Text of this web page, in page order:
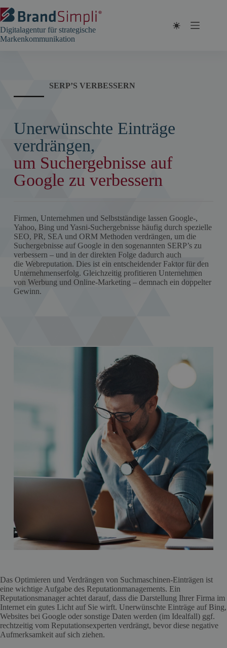
Inhalt
springen
Digitalagentur für strategische
Markenkommunikation
SERP’S VERBESSERN
Unerwünschte Einträge
verdrängen,
um Suchergebnisse auf
Google zu verbessern
Firmen, Unternehmen und Selbstständige lassen Google-,
Yahoo, Bing und Yasni-Suchergebnisse häufig durch spezielle
SEO, PR, SEA und ORM Methoden verdrängen, um die
Suchergebnisse auf Google in den sogenannten SERP’s zu
verbessern – und in der direkten Folge dadurch auch
die Webreputation. Dies ist ein entscheidender Faktor für den
Unternehmenserfolg. Gleichzeitig profitieren Unternehmen
von Werbung und Online-Marketing – demnach ein doppelter
Gewinn.
Das Optimieren und Verdrängen von Suchmaschinen-Einträgen ist
eine wichtige Aufgabe des Reputationmanagements. Ein
Reputationsmanager achtet darauf, dass die Darstellung Ihrer Firma im
Internet ein gutes Licht auf Sie wirft. Unerwünschte Einträge auf Bing,
Websites bei Google oder sonstige Daten werden (im Idealfall) ggf.
rechtzeitig vom Reputationsexperten verdrängt, bevor diese negative
Aufmerksamkeit auf sich ziehen.